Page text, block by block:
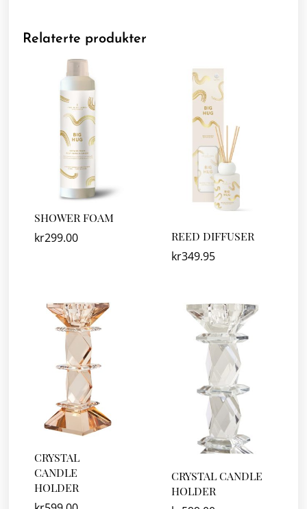
Relaterte produkter
SHOWER FOAM
kr299.00 REED DIFFUSER
kr349.95
CRYSTAL
CANDLE
HOLDER
CRYSTAL CANDLE
HOLDER